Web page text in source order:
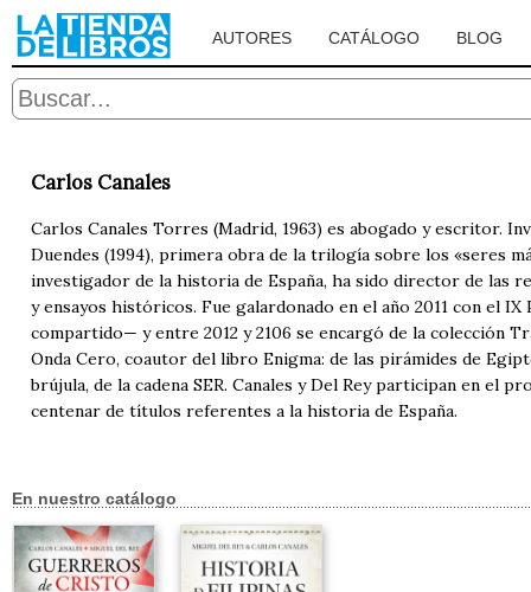
AUTORES CATÁLOGO BLOG
Carlos Canales
Carlos Canales Torres (Madrid, 1963) es abogado y escritor.
Duendes (1994), primera obra de la trilogía sobre los «seres
investigador de la historia de España, ha sido director de las
y ensayos históricos. Fue galardonado en el año 2011 con el
compartido— y entre 2012 y 2106 se encargó de la colección
Onda Cero, coautor del libro Enigma: de las pirámides de
brújula, de la cadena SER. Canales y Del Rey participan en el
centenar de títulos referentes a la historia de España.
En nuestro catálogo